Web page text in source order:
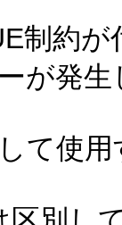
制約
が発生
て使